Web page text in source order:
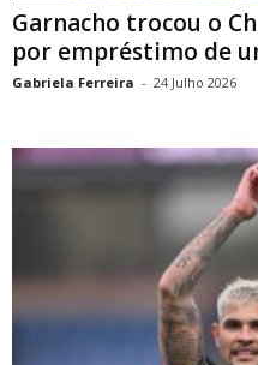
Garnacho trocou o
por empréstimo de
Gabriela Ferreira - 24 Julho 2026